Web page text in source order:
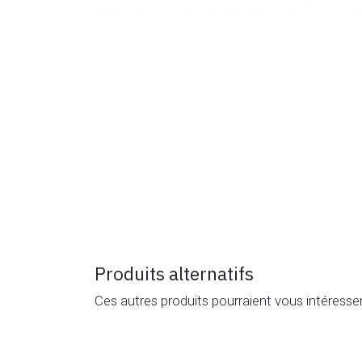
Produits alternatifs
Ces autres produits pourraient vous